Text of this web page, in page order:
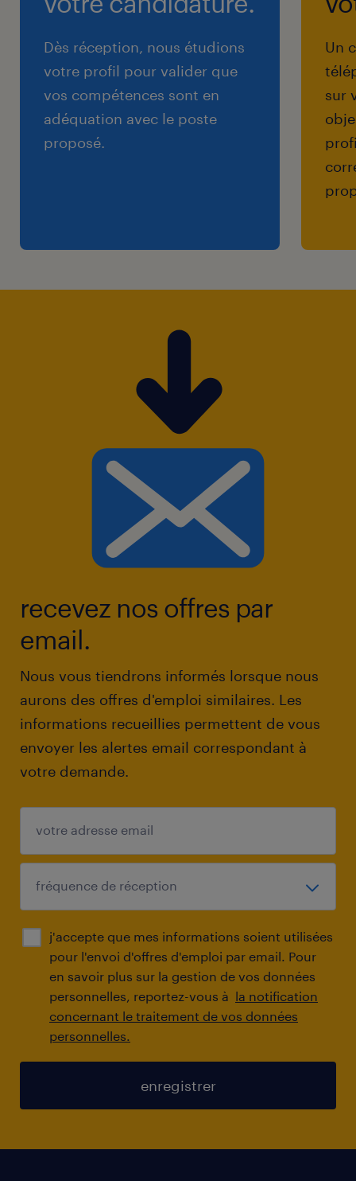
Dès réception, nous étudions
votre profil pour valider que
vos compétences sont en
adéquation avec le poste
proposé.
Un
sur
recevez nos offres par
email.
Nous vous tiendrons informés lorsque nous
aurons des offres d'emploi similaires. Les
informations recueillies permettent de vous
envoyer les alertes email correspondant à
votre demande.
j'accepte que mes informations soient utilisées
pour l'envoi d'offres d'emploi par email. Pour
en savoir plus sur la gestion de vos données
personnelles, reportez-vous à la notification
concernant le traitement de vos données
personnelles.
enregistrer